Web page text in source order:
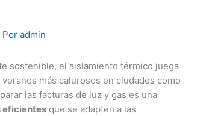
Por admin
sostenible, el aislamiento térmico juega
más calurosos en ciudades como
las facturas de luz y gas es una
eficientes que se adapten a las